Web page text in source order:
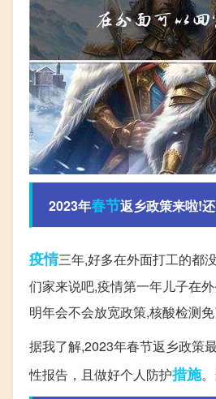
2023年春节返乡政策来啦!
疫情三年,好多在外面打工的都
们家来说吧,疫情第一年儿子在
明年会不会放宽政策,核酸检测
据我了解,2023年春节返乡政策
性报告，且做好个人防护措施